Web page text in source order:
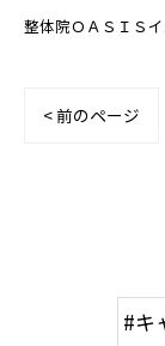
整体院ＯＡＳＩＳ
< 前のページ
#キ